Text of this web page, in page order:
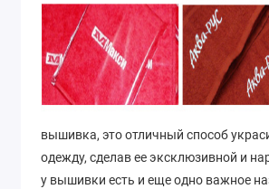
вышивка, это отличный способ
одежду, сделав ее эксклюзивной и
у вышивки есть и еще одно важное